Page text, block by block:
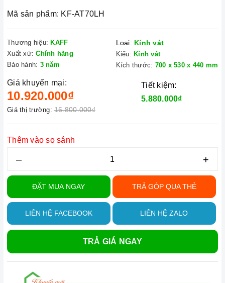
Mã sản phẩm: KF-AT70LH
Thương hiệu: KAFF
Xuất xứ: Chính hãng
Bảo hành: 3 năm
Loại: Kính vát
Kiểu: Kính vát
Kích thước: 700 x 530 x 440 mm
Giá khuyến mại:
10.920.000₫
Giá thị trường: 16.800.000₫
Tiết kiệm:
5.880.000₫
Thêm vào so sánh
– +
ĐẶT MUA NGAY TRẢ GÓP QUA THẺ
LIÊN HỆ FACEBOOK LIÊN HỆ ZALO
TRẢ GIÁ NGAY